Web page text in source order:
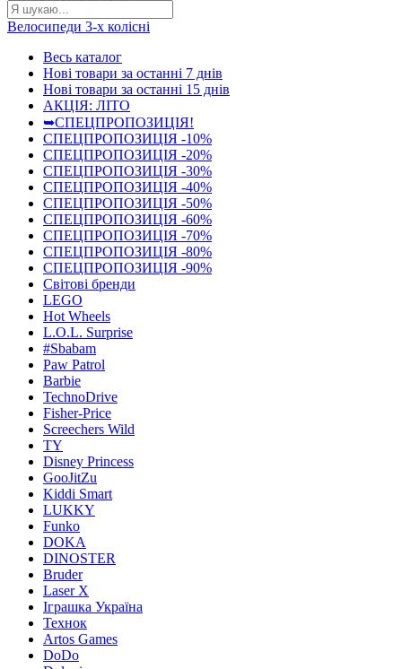
Велосипеди 3-х колісні
Весь каталог
Нові товари за останнi 7 днiв
Нові товари за останнi 15 днiв
АКЦІЯ: ЛІТО
➥СПЕЦПРОПОЗИЦІЯ!
СПЕЦПРОПОЗИЦІЯ -10%
СПЕЦПРОПОЗИЦІЯ -20%
СПЕЦПРОПОЗИЦІЯ -30%
СПЕЦПРОПОЗИЦІЯ -40%
СПЕЦПРОПОЗИЦІЯ -50%
СПЕЦПРОПОЗИЦІЯ -60%
СПЕЦПРОПОЗИЦІЯ -70%
СПЕЦПРОПОЗИЦІЯ -80%
СПЕЦПРОПОЗИЦІЯ -90%
Світові бренди
LEGO
Hot Wheels
L.O.L. Surprise
#Sbabam
Paw Patrol
Barbie
TechnoDrive
Fisher-Price
Screechers Wild
TY
Disney Princess
GooJitZu
Kiddi Smart
LUKKY
Funko
DOKA
DINOSTER
Bruder
Laser X
Іграшка Україна
Технок
Artos Games
DoDo